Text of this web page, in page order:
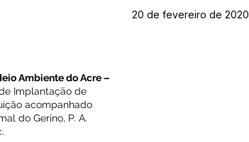
20 de fevereiro de 2020
Ambiente do Acre –
Implantação de
acompanhado
do Gerino, P. A.